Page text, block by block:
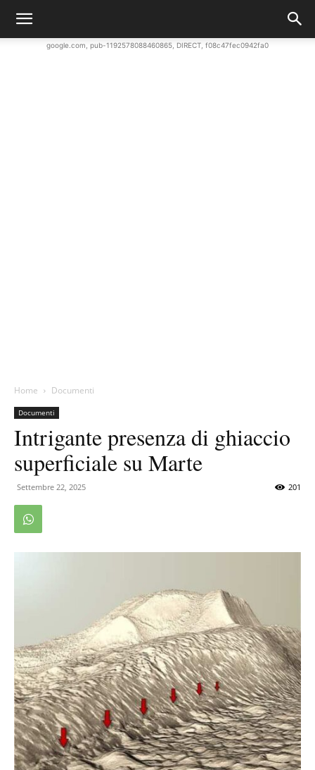
google.com, pub-1192578088460865, DIRECT, f08c47fec0942fa0
Home Documenti
Documenti
Intrigante presenza di ghiaccio
superficiale su Marte
Settembre 22, 2025 201